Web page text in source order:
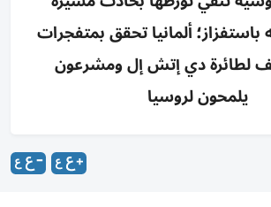
باستفزاز؛ ألمانيا تحقق بمتفجرات
لطائرة دي إتش إل ومشرعون
يلمحون لروسيا